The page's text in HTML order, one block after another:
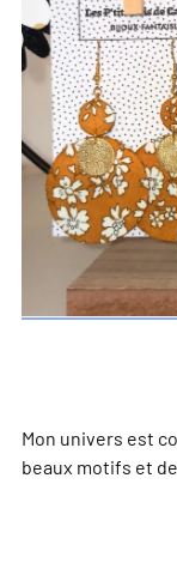
Mon univers est
beaux motifs et